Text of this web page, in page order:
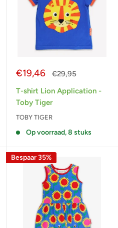
Actieprijs
€19,46
Normale
€29,95
T-shirt Lion Application -
Toby Tiger
TOBY TIGER
Op voorraad, 8 stuks
Bespaar 35%